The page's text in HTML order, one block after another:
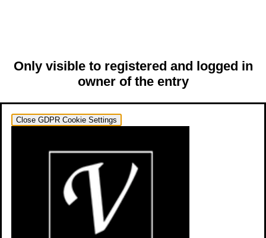
Only visible to registered and logged in
owner of the entry
Close GDPR Cookie Settings